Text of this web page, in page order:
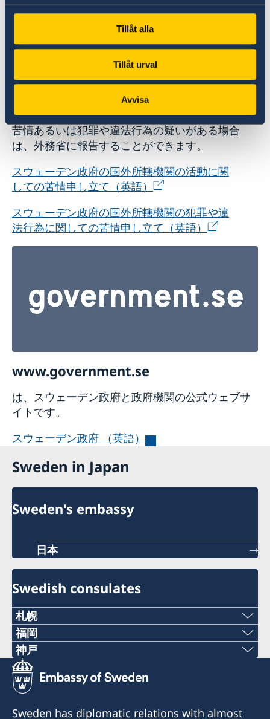
Tillåt alla
Tillåt urval
Avvisa
不正の疑い
スウェーデン政府の国外所轄機関の活動に関して
苦情あるいは犯罪や違法行為の疑いがある場合
は、外務省に報告することができます。
スウェーデン政府の国外所轄機関の活動に関
しての苦情申し立て（英語）
スウェーデン政府の国外所轄機関の犯罪や違
法行為に関しての苦情申し立て（英語）
www.government.se
は、スウェーデン政府と政府機関の公式ウェブサ
イトです。
スウェーデン政府 （英語）
Sweden in Japan
Sweden's embassy
日本
Swedish consulates
札幌
〒060-0807 札幌市北区北7条西1丁目2-6 NCO
札幌14階 デラバル株式会社内
名誉領事館への訪問の際は、事前にEメールでの予
福岡
Phone numbers
+81 92 942 0511
神戸
Phone numbers
+81 78 351 7695
Sweden has diplomatic relations with almost